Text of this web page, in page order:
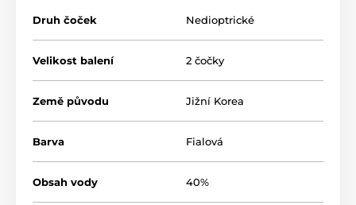
Druh čoček Nedioptrické
Velikost balení 2 čočky
Země původu Jižní Korea
Barva Fialová
Obsah vody 40%